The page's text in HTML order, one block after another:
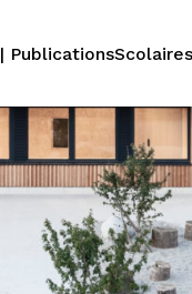
| PublicationsScolaires